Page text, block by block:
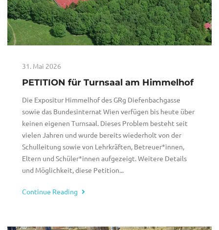
31. Mai 2026
PETITION für Turnsaal am Himmelhof
Die Expositur Himmelhof des GRg Diefenbachgasse
sowie das Bundesinternat Wien verfügen bis heute über
keinen eigenen Turnsaal. Dieses Problem besteht seit
vielen Jahren und wurde bereits wiederholt von der
Schulleitung sowie von Lehrkräften, Betreuer*innen,
Eltern und Schüler*innen aufgezeigt. Weitere Details
und Möglichkeit, diese Petition...
Continue Reading